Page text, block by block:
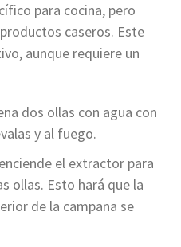
para cocina, pero
caseros. Este
aunque requiere un
dos ollas con agua con
y al fuego.
el extractor para
ollas. Esto hará que la
de la campana se